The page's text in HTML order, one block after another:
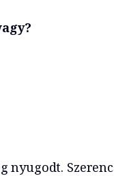
nyugodt.